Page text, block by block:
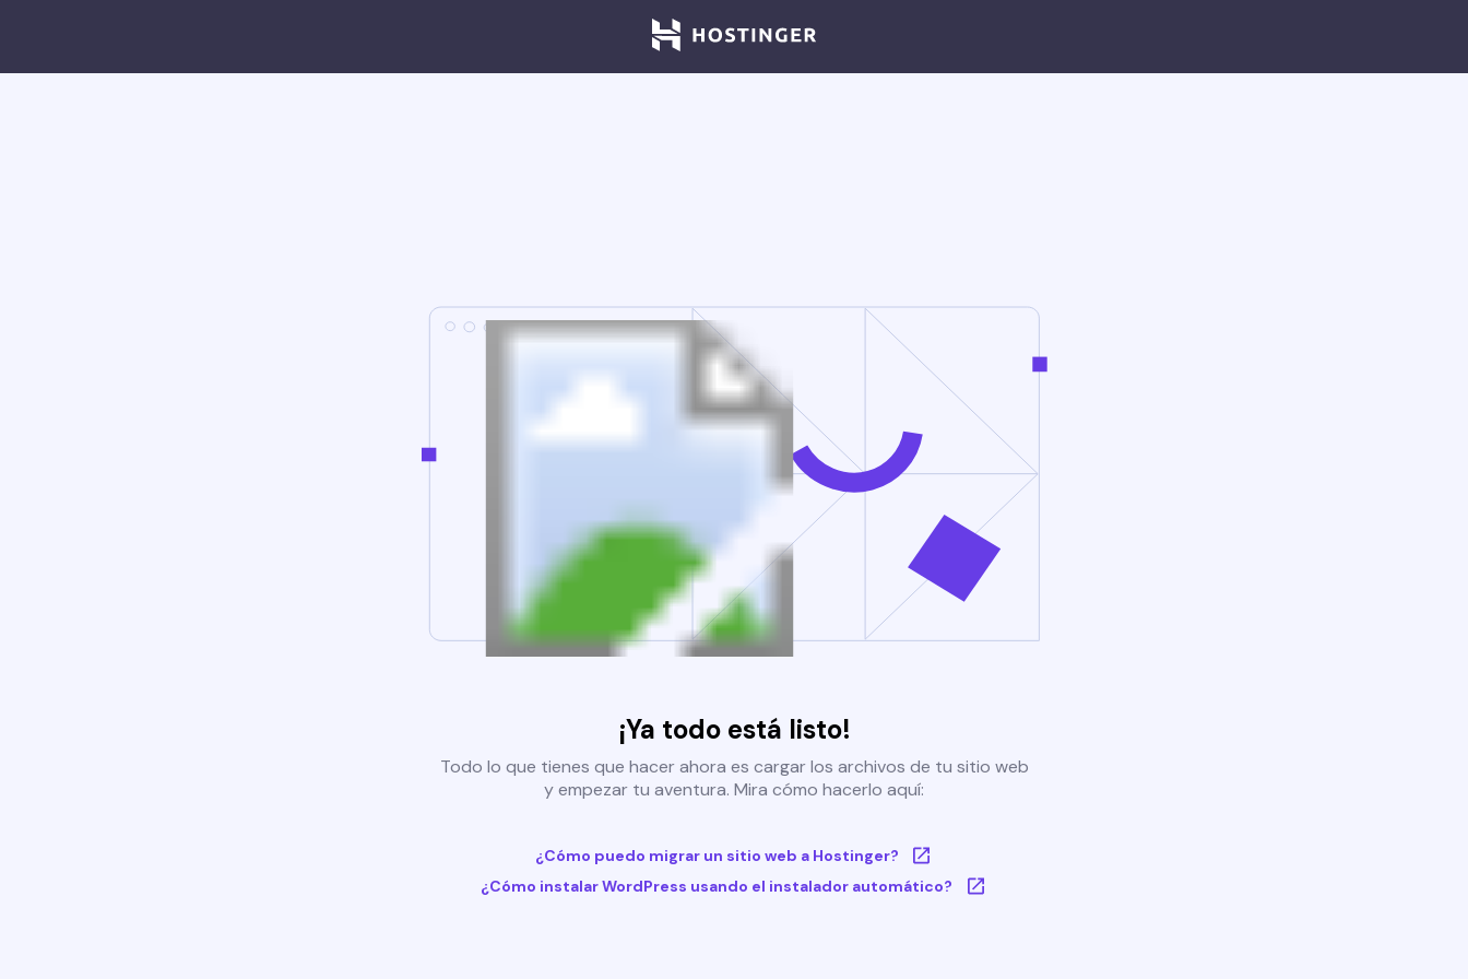
¡Ya todo está listo!
Todo lo que tienes que hacer ahora es cargar los archivos de tu sitio web
y empezar tu aventura. Mira cómo hacerlo aquí:
¿Cómo puedo migrar un sitio web a Hostinger?
¿Cómo instalar WordPress usando el instalador automático?